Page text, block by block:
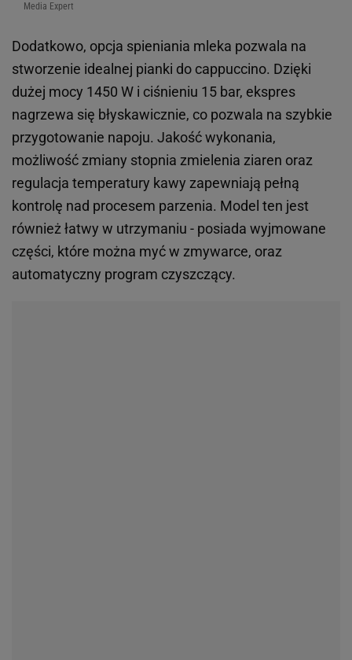
Media Expert
Dodatkowo, opcja spieniania mleka pozwala na
stworzenie idealnej pianki do cappuccino. Dzięki
dużej mocy 1450 W i ciśnieniu 15 bar, ekspres
nagrzewa się błyskawicznie, co pozwala na szybkie
przygotowanie napoju. Jakość wykonania,
możliwość zmiany stopnia zmielenia ziaren oraz
regulacja temperatury kawy zapewniają pełną
kontrolę nad procesem parzenia. Model ten jest
również łatwy w utrzymaniu - posiada wyjmowane
części, które można myć w zmywarce, oraz
automatyczny program czyszczący.